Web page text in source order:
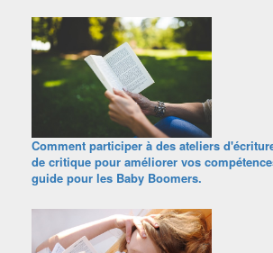
Comment participer à des ateliers
de critique pour améliorer vos
guide pour les Baby Boomers.